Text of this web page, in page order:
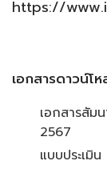
https://
เอกสารดาวน์โ
เอกสารสัม
2567
แบบประเมิน